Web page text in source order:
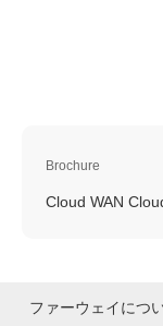
Brochure
Cloud WAN
ファーウェイにつ